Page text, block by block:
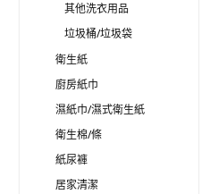
其他洗衣用品
垃圾桶/垃圾袋
衛生紙
廚房紙巾
濕紙巾/濕式衛生紙
衛生棉/條
紙尿褲
居家清潔